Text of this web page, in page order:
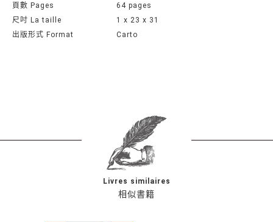
頁數 Pages
64 pages
尺吋 La taille
1 x 23 x 31
出版形式 Format
Carto
相似書籍
Livres similaires